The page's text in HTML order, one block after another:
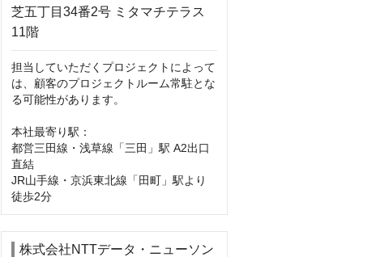
担当していただくプロジェクトによって
は、顧客のプロジェクトルーム常駐とな
る可能性があります。
本社最寄り駅：
都営三田線・浅草線「三田」駅 A2出口
直結
JR山手線・京浜東北線「田町」駅より
徒歩2分
株式会社NTTデータ・ニューソン